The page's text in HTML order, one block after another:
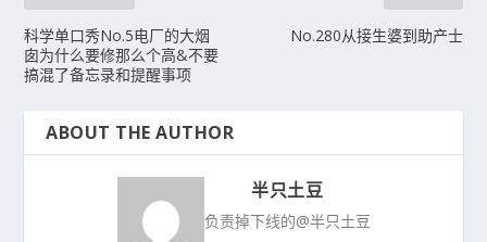
科学单口秀No.5电厂的大烟
囱为什么要修那么个高&不要
搞混了备忘录和提醒事项
No.280从接生婆到助产士
ABOUT THE AUTHOR
半只土豆
负责掉下线的@半只土豆